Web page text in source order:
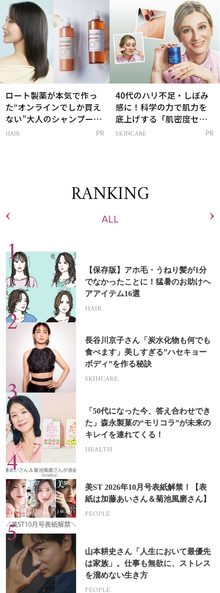
ロート製薬が本気で作っ
た“オンラインでしか買え
ない”大人のシャンプー＆
トリートメントって？
HAIR PR
40代のハリ不足・しぼみ
感に！科学の力で肌力を
底上げする「肌密度セラ
ム」
SKINCARE PR
RANKING
ALL
【保存版】アホ毛・うねり髪が1分
でなかったことに！猛暑のお助けヘ
アアイテム16選
HAIR
長谷川京子さん「炭水化物も何でも
食べます」美しすぎる”ハセキョー
ボディ”を作る秘訣
SKINCARE
「50代になった今、答え合わせでき
た」森永製菓の“モリコラ”が未来の
キレイを連れてくる！
HEALTH
美ST 2026年10月号表紙解禁！【表
紙は加藤あいさん＆菊池風磨さん】
PEOPLE
山本耕史さん「人生において最優先
は家族」。仕事も無欲に、ストレス
を溜めない生き方
PEOPLE